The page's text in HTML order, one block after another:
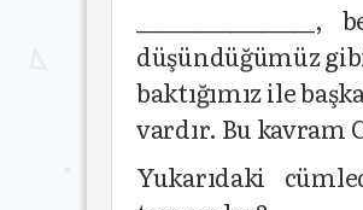
düşündüğümüz
baktığımız ile
vardır. Bu
Yukarıdaki